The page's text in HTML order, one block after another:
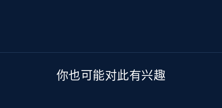
你也可能对此有兴趣